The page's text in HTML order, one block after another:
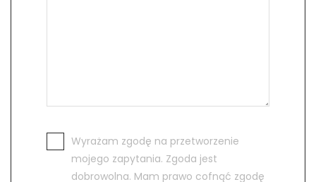
Wyrażam zgodę na przetworzenie
mojego zapytania. Zgoda jest
dobrowolna. Mam prawo cofnąć zgodę